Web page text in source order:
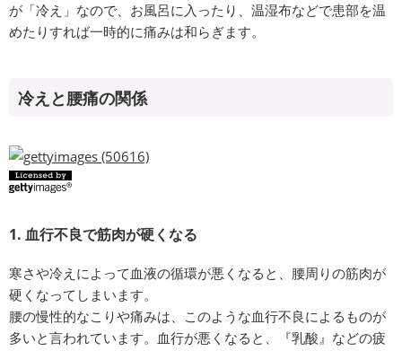
が「冷え」なので、お風呂に入ったり、温湿布などで患部を温
めたりすれば一時的に痛みは和らぎます。
冷えと腰痛の関係
1. 血行不良で筋肉が硬くなる
寒さや冷えによって血液の循環が悪くなると、腰周りの筋肉が
硬くなってしまいます。
腰の慢性的なこりや痛みは、このような血行不良によるものが
多いと言われています。血行が悪くなると、『乳酸』などの疲